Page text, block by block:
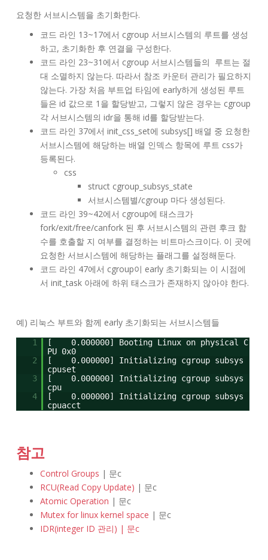
요청한 서브시스템을 초기화한다.
코드 라인 13~17에서 cgroup 서브시스템의 루트를 생성
하고, 초기화한 후 연결을 구성한다.
코드 라인 23~31에서 cgroup 서브시스템들의 루트는 절
대 소멸하지 않는다. 따라서 참조 카운터 관리가 필요하지
않는다. 가장 처음 부트업 타임에 early하게 생성된 루트
들은 id 값으로 1을 할당받고, 그렇지 않은 경우는 cgroup
각 서브시스템의 idr을 통해 id를 할당받는다.
코드 라인 37에서 init_css_set에 subsys[] 배열 중 요청한
서브시스템에 해당하는 배열 인덱스 항목에 루트 css가
등록된다.
css
struct cgroup_subsys_state
서브시스템별/cgroup 마다 생성된다.
코드 라인 39~42에서 cgroup에 태스크가
fork/exit/free/canfork 된 후 서브시스템의 관련 후크 함
수를 호출할 지 여부를 결정하는 비트마스크이다. 이 곳에
요청한 서브시스템에 해당하는 플래그를 설정해둔다.
코드 라인 47에서 cgroup이 early 초기화되는 이 시점에
서 init_task 아래에 하위 태스크가 존재하지 않아야 한다.
예) 리눅스 부트와 함께 early 초기화되는 서브시스템들
1
[ 0.000000] Booting Linux on physical C
PU 0x0
2
[ 0.000000] Initializing cgroup subsys
cpuset
3
[ 0.000000] Initializing cgroup subsys
cpu
4
[ 0.000000] Initializing cgroup subsys
cpuacct
참고
Control Groups | 문c
RCU(Read Copy Update) | 문c
Atomic Operation | 문c
Mutex for linux kernel space | 문c
IDR(integer ID 관리) | 문c